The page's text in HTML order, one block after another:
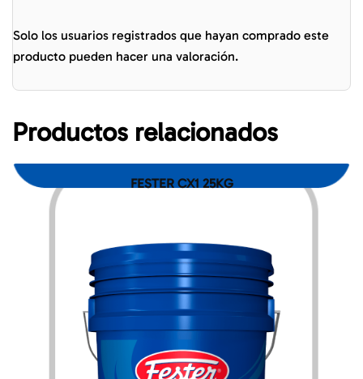
Solo los usuarios registrados que hayan comprado este
producto pueden hacer una valoración.
Productos relacionados
FESTER CX1 25KG